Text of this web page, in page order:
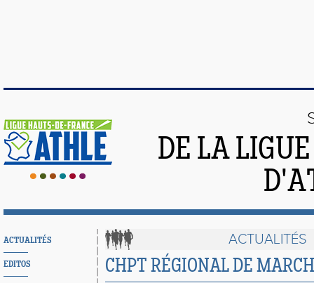
DE LA
ACTUALITÉS
EDITOS
ACTUALITÉS
CHPT RÉGIONAL DE